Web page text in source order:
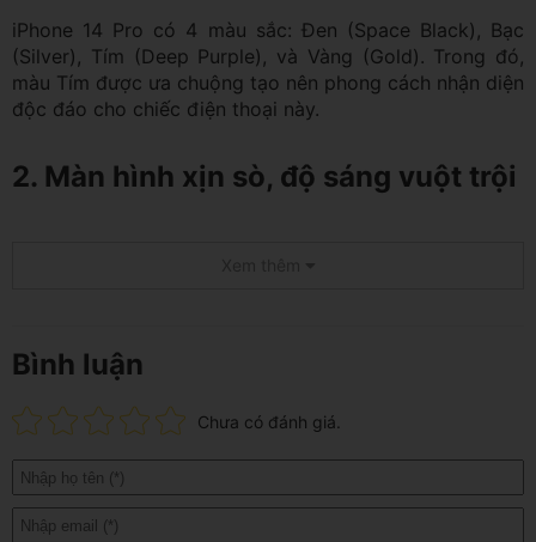
iPhone 14 Pro có 4 màu sắc: Đen (Space Black), Bạc
(Silver), Tím (Deep Purple), và Vàng (Gold). Trong đó,
màu Tím được ưa chuộng tạo nên phong cách nhận diện
độc đáo cho chiếc điện thoại này.
2. Màn hình xịn sò, độ sáng vuột trội
không quá lớn hay quá nhỏ.
thêm lớp kính Ceramic Shield, đảm bảo độ an toàn khi
Màn hình 120Hz mang đến trải nghiệm vuốt chạm mượt
mà, cuộn trang nhanh chóng. Đặc biệt, tần số quét tự
động thay đổi từ 1Hz đến 120Hz giúp tiết kiệm pin mà
Bình luận
Chưa có đánh giá.